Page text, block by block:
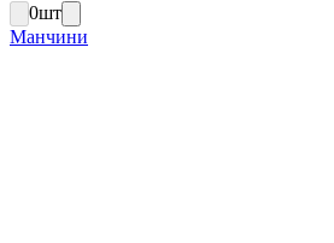
0шт
Манчини